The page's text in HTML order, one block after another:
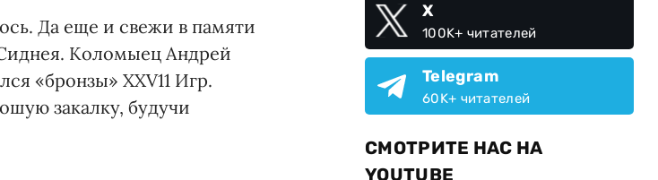
Да еще и свежи в памяти
Коломыец Андрей
«бронзы» ХХV11 Игр.
закалку, будучи
X
100K+ читателей
Telegram
60K+ читателей
СМОТРИТЕ НАС НА
YOUTUBE